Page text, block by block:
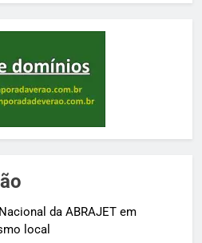
da ABRAJET em
local